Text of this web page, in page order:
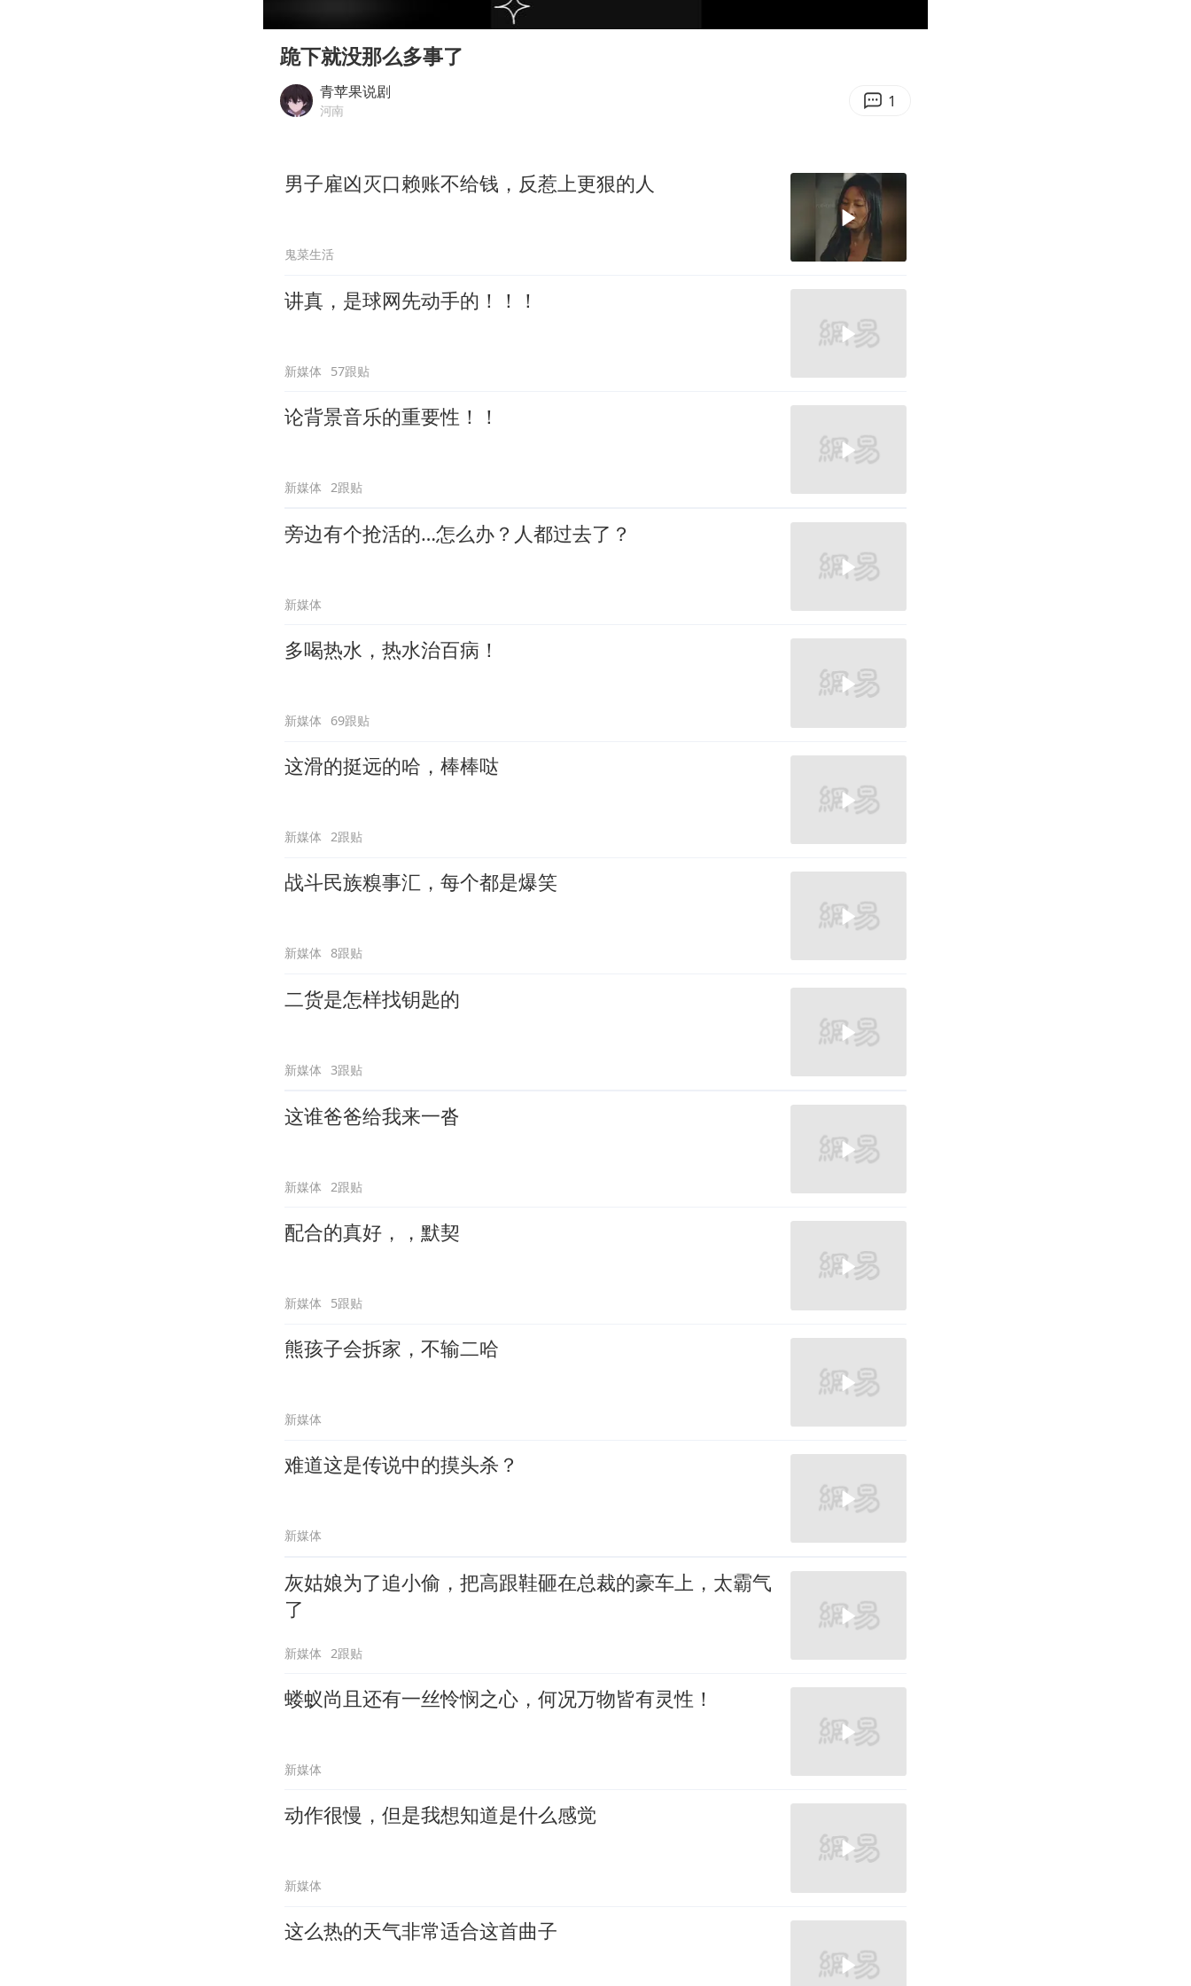
5万小车卖不动 微型代步车集体遇冷
科创50指数跌幅扩大至2%
从科技创新看开局起步的时与势
跪下就没那么多事了
青苹果说剧
河南 1
男子雇凶灭口赖账不给钱，反惹上更狠的人
鬼菜生活
讲真，是球网先动手的！！！
新媒体 57跟贴
论背景音乐的重要性！！
新媒体 2跟贴
旁边有个抢活的…怎么办？人都过去了？
新媒体
多喝热水，热水治百病！
新媒体 69跟贴
这滑的挺远的哈，棒棒哒
新媒体 2跟贴
战斗民族糗事汇，每个都是爆笑
新媒体 8跟贴
二货是怎样找钥匙的
新媒体 3跟贴
这谁爸爸给我来一沓
新媒体 2跟贴
配合的真好，，默契
新媒体 5跟贴
熊孩子会拆家，不输二哈
新媒体
难道这是传说中的摸头杀？
新媒体
灰姑娘为了追小偷，把高跟鞋砸在总裁的豪车上，太霸气
了
新媒体 2跟贴
蝼蚁尚且还有一丝怜悯之心，何况万物皆有灵性！
新媒体
动作很慢，但是我想知道是什么感觉
新媒体
这么热的天气非常适合这首曲子